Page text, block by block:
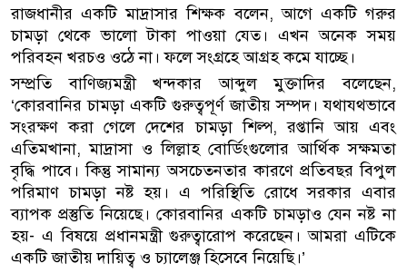
রাজধানীর একটি মাদ্রাসার শিক্ষক বলেন, আগে একটি গরুর
চামড়া থেকে ভালো টাকা পাওয়া যেত। এখন অনেক সময়
পরিবহন খরচও ওঠে না। ফলে সংগ্রহে আগ্রহ কমে যাচ্ছে।
সম্প্রতি বাণিজ্যমন্ত্রী খন্দকার আব্দুল মুক্তাদির বলেছেন,
‘কোরবানির চামড়া একটি গুরুত্বপূর্ণ জাতীয় সম্পদ। যথাযথভাবে
সংরক্ষণ করা গেলে দেশের চামড়া শিল্প, রপ্তানি আয় এবং
এতিমখানা, মাদ্রাসা ও লিল্লাহ বোর্ডিংগুলোর আর্থিক সক্ষমতা
বৃদ্ধি পাবে। কিন্তু সামান্য অসচেতনতার কারণে প্রতিবছর বিপুল
পরিমাণ চামড়া নষ্ট হয়। এ পরিস্থিতি রোধে সরকার এবার
ব্যাপক প্রস্তুতি নিয়েছে। কোরবানির একটি চামড়াও যেন নষ্ট না
হয়- এ বিষয়ে প্রধানমন্ত্রী গুরুত্বারোপ করেছেন। আমরা এটিকে
একটি জাতীয় দায়িত্ব ও চ্যালেঞ্জ হিসেবে নিয়েছি।’